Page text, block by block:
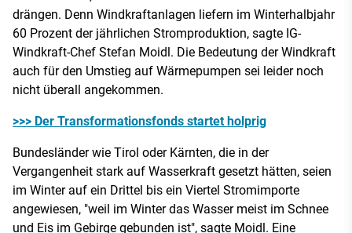
drängen. Denn Windkraftanlagen liefern im Winterhalbjahr
60 Prozent der jährlichen Stromproduktion, sagte IG-
Windkraft-Chef Stefan Moidl. Die Bedeutung der Windkraft
auch für den Umstieg auf Wärmepumpen sei leider noch
nicht überall angekommen.
>>> Der Transformationsfonds startet holprig
Bundesländer wie Tirol oder Kärnten, die in der
Vergangenheit stark auf Wasserkraft gesetzt hätten, seien
im Winter auf ein Drittel bis ein Viertel Stromimporte
angewiesen, "weil im Winter das Wasser meist im Schnee
und Eis im Gebirge gebunden ist", sagte Moidl. Eine